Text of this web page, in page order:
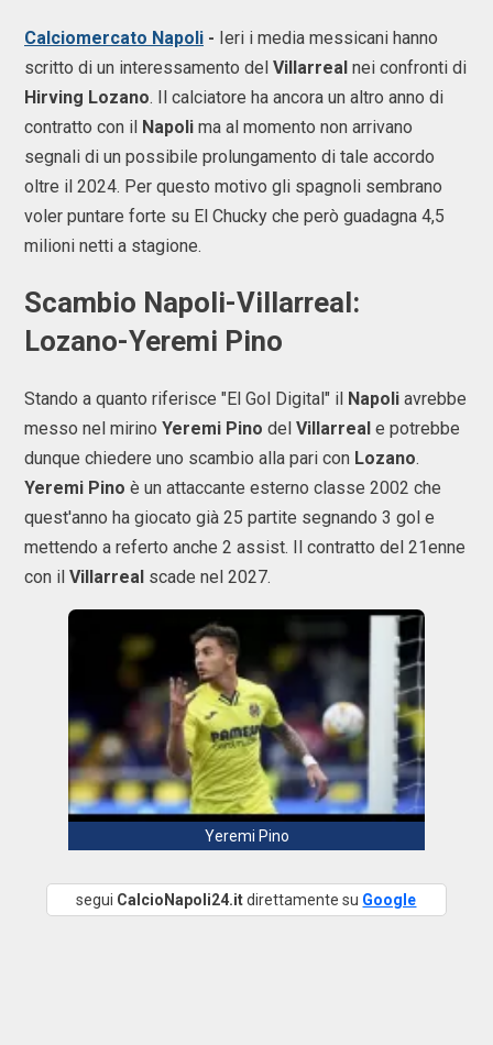
Calciomercato Napoli - Ieri i media messicani hanno
scritto di un interessamento del Villarreal nei confronti di
Hirving Lozano. Il calciatore ha ancora un altro anno di
contratto con il Napoli ma al momento non arrivano
segnali di un possibile prolungamento di tale accordo
oltre il 2024. Per questo motivo gli spagnoli sembrano
voler puntare forte su El Chucky che però guadagna 4,5
milioni netti a stagione.
Scambio Napoli-Villarreal:
Lozano-Yeremi Pino
Stando a quanto riferisce "El Gol Digital" il Napoli avrebbe
messo nel mirino Yeremi Pino del Villarreal e potrebbe
dunque chiedere uno scambio alla pari con Lozano.
Yeremi Pino è un attaccante esterno classe 2002 che
quest'anno ha giocato già 25 partite segnando 3 gol e
mettendo a referto anche 2 assist. Il contratto del 21enne
con il Villarreal scade nel 2027.
Yeremi Pino
segui CalcioNapoli24.itdirettamente su Google